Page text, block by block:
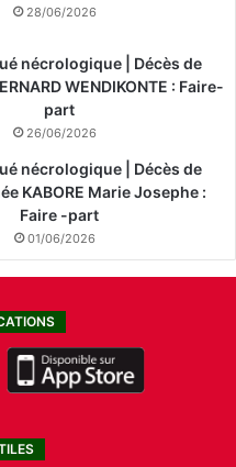
28/06/2026
nécrologique | Décès de
WENDIKONTE : Faire-
part
26/06/2026
nécrologique | Décès de
KABORE Marie Josephe :
Faire -part
01/06/2026